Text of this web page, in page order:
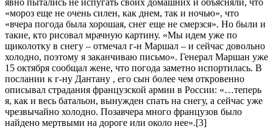
явно пытались не испугать своих домашних и объясняли, что
«мороз еще не очень силен, как днем, так и ночью», что
«вчера погода была хорошая, снег еще не смерзся». Но были и
такие, кто рисовал мрачную картину. «Мы идем уже по
щиколотку в снегу – отмечал г-н Маршал – и сейчас довольно
холодно, поэтому я заканчиваю письмо». Генерал Маршан уже
15 октября сообщал жене, что погода заметно испортилась. В
послании к г-ну Дантану , его сын более чем откровенно
описывал страдания французской армии в России: «…теперь
я, как и весь батальон, вынужден спать на снегу, а сейчас уже
чрезвычайно холодно. Позавчера много французов было
найдено мертвыми на дороге или около нее».[3]